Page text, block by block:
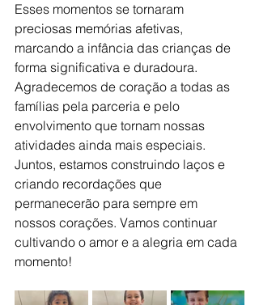
Esses momentos se tornaram
preciosas memórias afetivas,
marcando a infância das crianças de
forma significativa e duradoura.
Agradecemos de coração a todas as
famílias pela parceria e pelo
envolvimento que tornam nossas
atividades ainda mais especiais.
Juntos, estamos construindo laços e
criando recordações que
permanecerão para sempre em
nossos corações. Vamos continuar
cultivando o amor e a alegria em cada
momento!